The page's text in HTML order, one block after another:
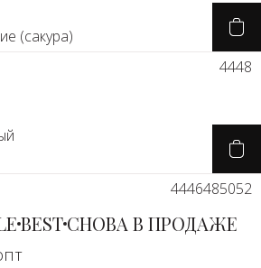
(сакура)
4448
4446485052
BESTСНОВА В ПРОДАЖЕ